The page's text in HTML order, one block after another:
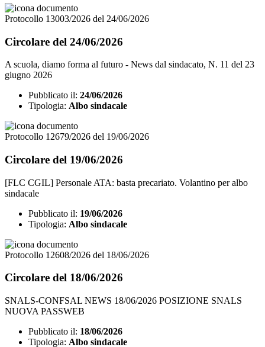
Protocollo 13003/2026 del 24/06/2026
Circolare del 24/06/2026
A scuola, diamo forma al futuro - News dal sindacato, N. 11 del 23
giugno 2026
Pubblicato il: 24/06/2026
Tipologia: Albo sindacale
Protocollo 12679/2026 del 19/06/2026
Circolare del 19/06/2026
[FLC CGIL] Personale ATA: basta precariato. Volantino per albo
sindacale
Pubblicato il: 19/06/2026
Tipologia: Albo sindacale
Protocollo 12608/2026 del 18/06/2026
Circolare del 18/06/2026
SNALS-CONFSAL NEWS 18/06/2026 POSIZIONE SNALS
NUOVA PASSWEB
Pubblicato il: 18/06/2026
Tipologia: Albo sindacale